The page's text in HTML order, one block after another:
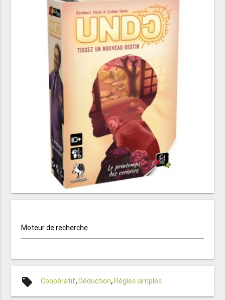
Moteur de recherche
local_offer Coopératif,Déduction,Règles simples